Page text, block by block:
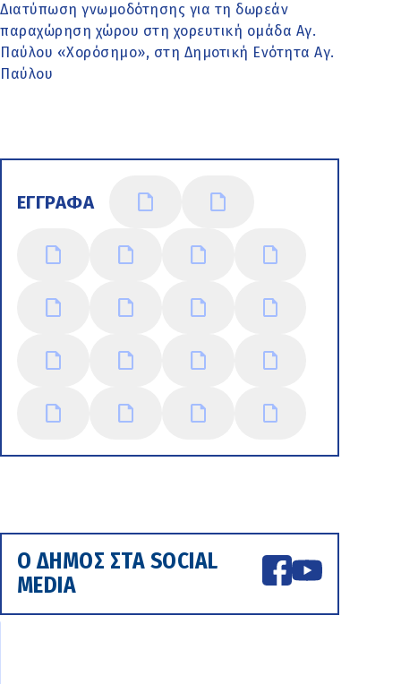
Διατύπωση γνωμοδότησης για τη δωρεάν
παραχώρηση χώρου στη χορευτική ομάδα Αγ.
Παύλου «Χορόσημο», στη Δημοτική Ενότητα Αγ.
Παύλου
ΕΓΓΡΑΦΑ
Ο ΔΗΜΟΣ ΣΤΑ SOCIAL
MEDIA